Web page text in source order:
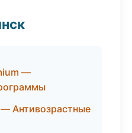
—
Антивозрастные